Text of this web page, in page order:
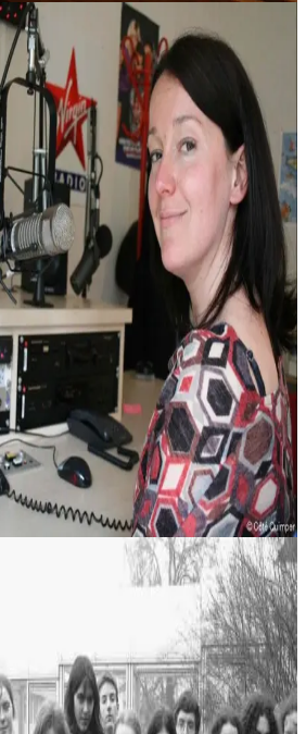
Flahaut
jeunes - lecteurs bretonnants
s'exprime enfin en breton grâce au travail
classes du collège Diwan du Relecq-